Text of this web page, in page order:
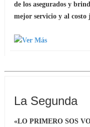
de los asegurados y
mejor servicio y al costo
La Segunda
«LO PRIMERO SOS